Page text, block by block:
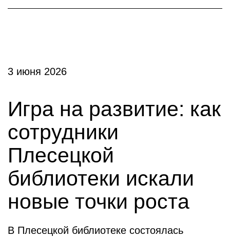
3 июня 2026
Игра на развитие: как
сотрудники
Плесецкой
библиотеки искали
новые точки роста
В Плесецкой библиотеке состоялась